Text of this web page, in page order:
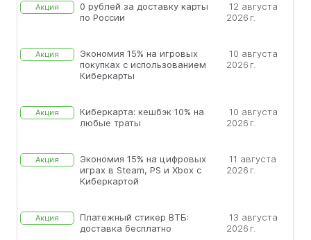
Акция
0 рублей за доставку карты
по России
12 августа
2026 г.
Акция
Экономия 15% на игровых
покупках с использованием
Киберкарты
10 августа
2026 г.
Акция
Киберкарта: кешбэк 10% на
любые траты
10 августа
2026 г.
Акция
Экономия 15% на цифровых
играх в Steam, PS и Xbox с
Киберкартой
11 августа
2026 г.
Акция
Платежный стикер ВТБ:
доставка бесплатно
13 августа
2026 г.